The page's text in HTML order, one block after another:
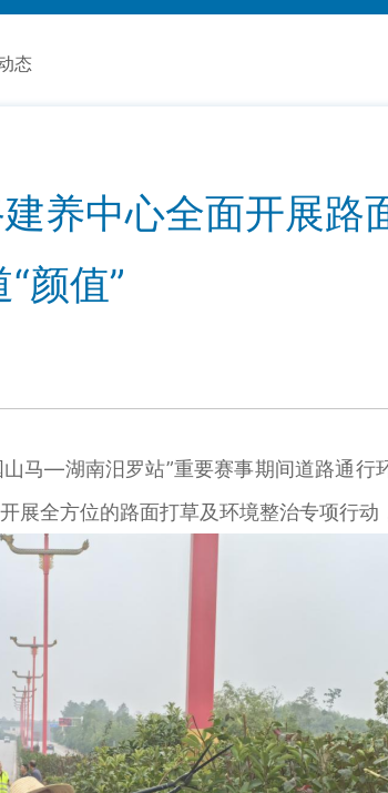
态
养中心全面开展路
“颜值”
—湖南汨罗站”重要赛事期间道路通行
全方位的路面打草及环境整治专项行动